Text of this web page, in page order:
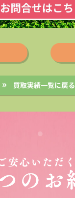
買取実績一覧に戻る